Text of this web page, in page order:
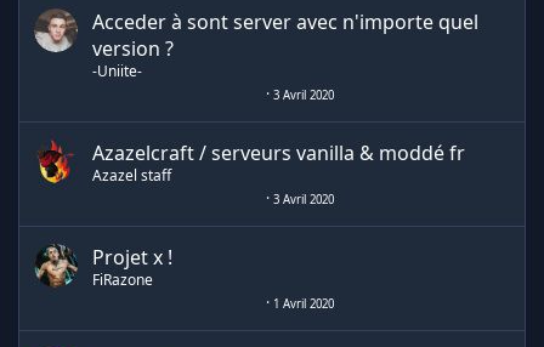
Acceder à sont server avec n'importe quel
version ?
-Uniite-
3 Avril 2020
Azazelcraft / serveurs vanilla & moddé fr
Azazel staff
3 Avril 2020
Projet x !
FiRazone
1 Avril 2020